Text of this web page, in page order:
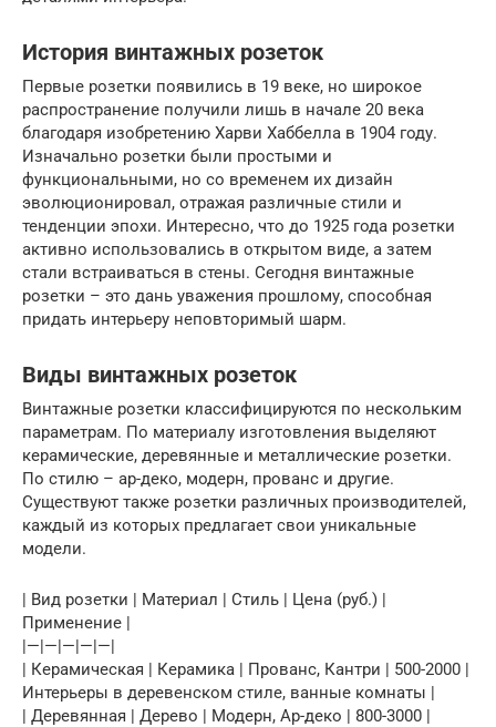
История винтажных розеток
Первые розетки появились в 19 веке, но широкое
распространение получили лишь в начале 20 века
благодаря изобретению Харви Хаббелла в 1904 году.
Изначально розетки были простыми и
функциональными, но со временем их дизайн
эволюционировал, отражая различные стили и
тенденции эпохи. Интересно, что до 1925 года розетки
активно использовались в открытом виде, а затем
стали встраиваться в стены. Сегодня винтажные
розетки – это дань уважения прошлому, способная
придать интерьеру неповторимый шарм.
Виды винтажных розеток
Винтажные розетки классифицируются по нескольким
параметрам. По материалу изготовления выделяют
керамические, деревянные и металлические розетки.
По стилю – ар-деко, модерн, прованс и другие.
Существуют также розетки различных производителей,
каждый из которых предлагает свои уникальные
модели.
| Вид розетки | Материал | Стиль | Цена (руб.) |
Применение |
|—|—|—|—|—|
| Керамическая | Керамика | Прованс, Кантри | 500-2000 |
Интерьеры в деревенском стиле, ванные комнаты |
| Деревянная | Дерево | Модерн, Ар-деко | 800-3000 |